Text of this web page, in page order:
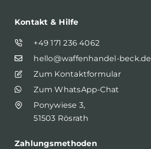
Kontakt & Hilfe
+49 171 236 4062
hello@waffenhandel-beck.de
Zum Kontaktformular
Zum WhatsApp-Chat
Ponywiese 3,
51503 Rösrath
Zahlungsmethoden